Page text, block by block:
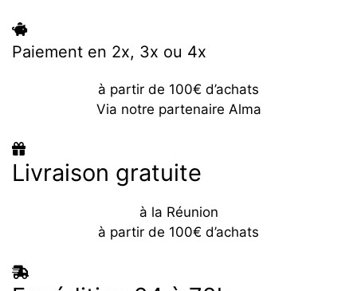
Paiement en 2x, 3x ou 4x
à partir de 100€ d’achats
Via notre partenaire Alma
Livraison gratuite
à la Réunion
à partir de 100€ d’achats